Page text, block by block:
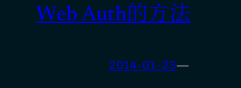
Web Auth的方法
2014-01-23—